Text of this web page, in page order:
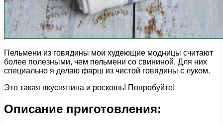
Пельмени из говядины мои худеющие модницы считают
более полезными, чем пельмени со свининой. Для них
специально я делаю фарш из чистой говядины с луком.
Это такая вкуснятина и роскошь! Попробуйте!
Описание приготовления: